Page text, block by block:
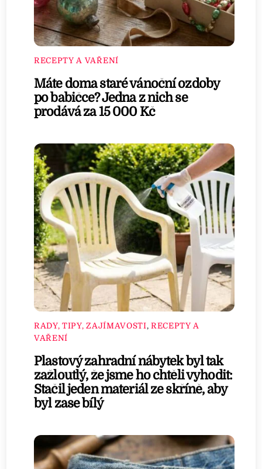
RECEPTY A VAŘENÍ
Máte doma staré vánoční ozdoby
po babičce? Jedna z nich se
prodává za 15 000 Kč
RADY, TIPY, ZAJÍMAVOSTI, RECEPTY A
VAŘENÍ
Plastový zahradní nábytek byl tak
zažloutlý, že jsme ho chtěli vyhodit:
Stačil jeden materiál ze skříně, aby
byl zase bílý